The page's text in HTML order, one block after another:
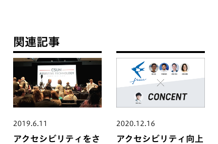
関連記事
2019.6.11
アクセシビリティをさ
2020.12.16
アクセシビリティ向上